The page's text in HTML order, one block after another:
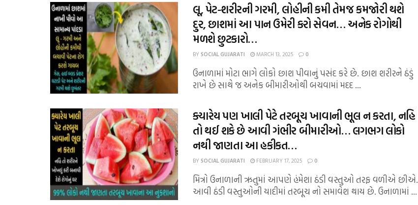
લૂ, પેટ-શરીરની ગરમી, લોહીની કમી તેમજ કમજોરી થશે
દુર, છાશમાં આ પાન ઉમેરી કરો સેવન… અનેક રોગોથી
મળશે છુટકારો…
BY SOCIAL GUJARATI MARCH 13, 2025 0
ઉનાળામાં મોટા ભાગે લોકો છાશ પીવાનું પસંદ કરે છે. છાશ શરીરને ઠંડું
રાખે છે સાથે જ અનેક બીમારીઓથી બચવામાં મદદ ...
ક્યારેય પણ ખાલી પેટે તરબૂચ ખાવાની ભૂલ ન કરતા, નહિ
તો થઈ શકે છે આવી ગંભીર બીમારીઓ… લગભગ લોકો
નથી જાણતા આ હકીકત…
BY SOCIAL GUJARATI FEBRUARY 17, 2025 0
મિત્રો ઉનાળાની ઋતુમાં આપણે હંમેશા ઠંડી વસ્તુઓ તરફ વળીએ છીએ.
આવી ઠંડી વસ્તુઓની યાદીમાં તરબૂચ નો સમાવેશ થાય છે. ઉનાળામાં ...